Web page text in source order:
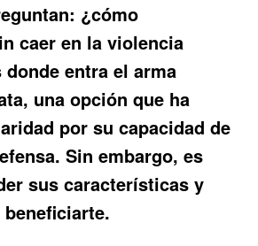
¿cómo
caer en la violencia
donde entrael arma
, una opción que ha
por su capacidad de
Sin embargo, es
sus características y